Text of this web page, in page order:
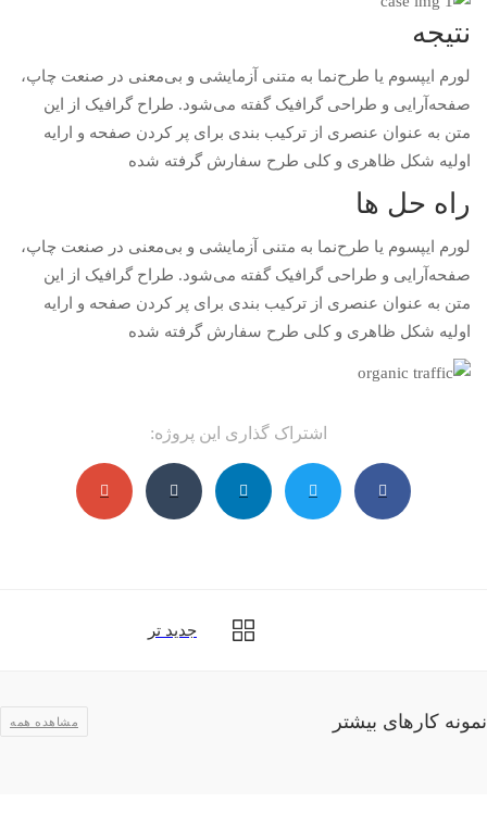
نتیجه
لورم ایپسوم یا طرح‌نما به متنی آزمایشی و بی‌معنی در صنعت چاپ،
صفحه‌آرایی و طراحی گرافیک گفته می‌شود. طراح گرافیک از این
متن به عنوان عنصری از ترکیب بندی برای پر کردن صفحه و ارایه
اولیه شکل ظاهری و کلی طرح سفارش گرفته شده
راه حل ها
لورم ایپسوم یا طرح‌نما به متنی آزمایشی و بی‌معنی در صنعت چاپ،
صفحه‌آرایی و طراحی گرافیک گفته می‌شود. طراح گرافیک از این
متن به عنوان عنصری از ترکیب بندی برای پر کردن صفحه و ارایه
اولیه شکل ظاهری و کلی طرح سفارش گرفته شده
اشتراک گذاری این پروژه:
جدید تر
کارهای بیشتر مشاهده همه